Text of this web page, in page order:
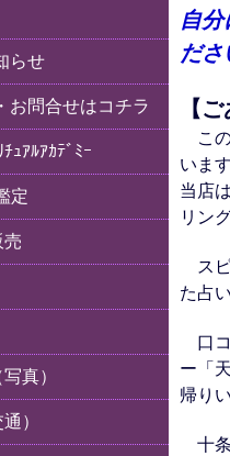
自
ださ
【
この
います
当店
リン
スピ
た占
口コ
ー「
帰り
十条
らせ
お問合せはコチラ
ｭｱﾙｱｶﾃﾞﾐｰ
定
売
真）
）